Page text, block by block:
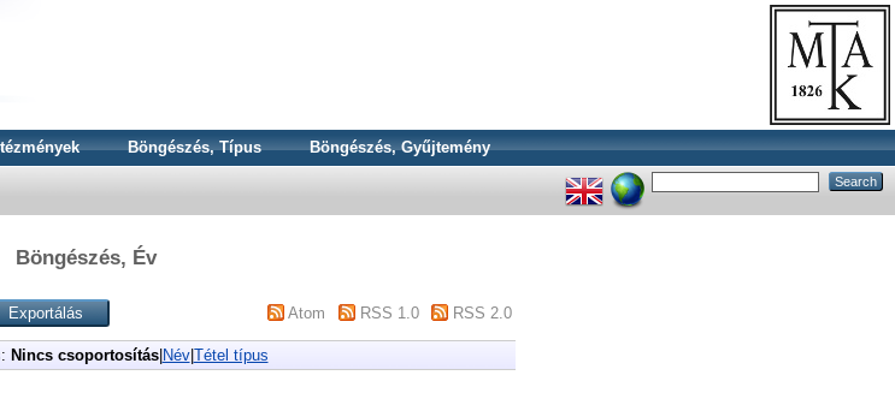
Böngészés, Típus Böngészés, Gyűjtemény
Böngészés, Év
Atom RSS 1.0 RSS 2.0
Nincs csoportosítás| Név| Tétel típus